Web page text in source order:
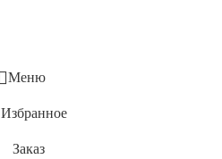
Меню
Избранное
Заказ